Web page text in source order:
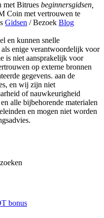
Nederlands
met Bitrues beginnersgidsen,
Coin met vertrouwen te
Gidsen / Bezoek Blog
en kunnen snelle
enige verantwoordelijk voor
is niet aansprakelijk voor
op externe bronnen
gegevens. aan de
en wij zijn niet
of nauwkeurigheid
alle bijbehorende materialen
en mogen niet worden
bonus